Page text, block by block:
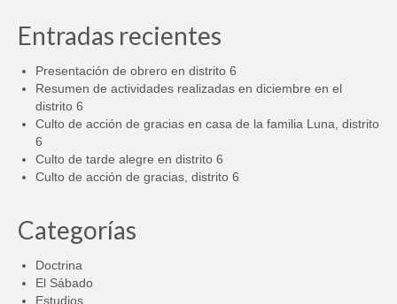
Entradas recientes
Presentación de obrero en distrito 6
Resumen de actividades realizadas en diciembre en el
distrito 6
Culto de acción de gracias en casa de la familia Luna, distrito
6
Culto de tarde alegre en distrito 6
Culto de acción de gracias, distrito 6
Categorías
Doctrina
El Sábado
Estudios